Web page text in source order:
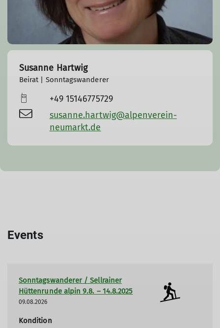
Susanne Hartwig
Beirat | Sonntagswanderer
+49 15146775729
susanne.hartwig@alpenverein-
neumarkt.de
Events
Sonntagswanderer / Sellrainer
Hüttenrunde alpin 9.8. – 14.8.2025
09.08.2026
Kondition